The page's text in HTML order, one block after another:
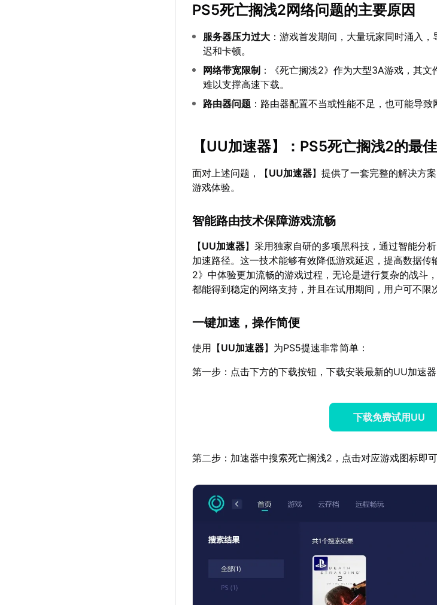
PS5死亡搁浅2网络问题的主要原因
服务器压力过大 ：游戏首发期间，大量玩家同时涌入
迟和卡顿。
网络带宽限制 ：《死亡搁浅2》作为大型3A游戏，其
难以支撑高速下载。
路由器问题 ：路由器配置不当或性能不足，也可能导致
【UU加速器】：PS5死亡搁浅2的最
面对上述问题，【UU加速器】提供了一套完整的解决方
游戏体验。
智能路由技术保障游戏流畅
【UU加速器】采用独家自研的多项黑科技，通过智能分
加速路径。这一技术能够有效降低游戏延迟，提高数据
2》中体验更加流畅的游戏过程，无论是进行复杂的战斗
都能得到稳定的网络支持，并且在试用期间，用户可不限
一键加速，操作简便
使用【UU加速器】为PS5提速非常简单：
第一步：点击下方的下载按钮，下载安装最新的UU加速器
下载免费试用UU
第二步：加速器中搜索死亡搁浅2，点击对应游戏图标即可